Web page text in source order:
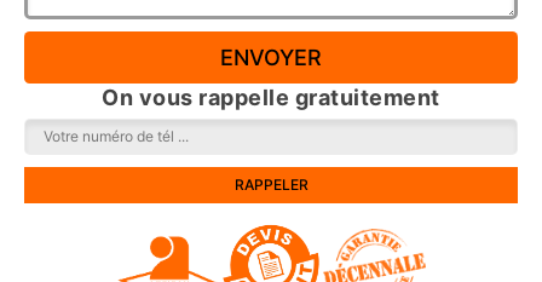
On vous rappelle gratuitement